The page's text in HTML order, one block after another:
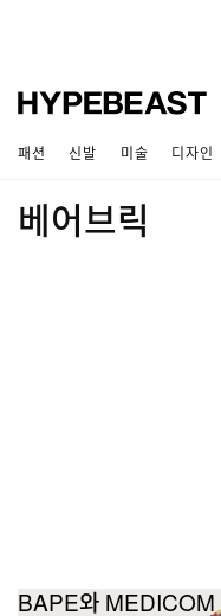
패션 신발 미술 디자인
베어브릭
BAPE와 MEDICOM